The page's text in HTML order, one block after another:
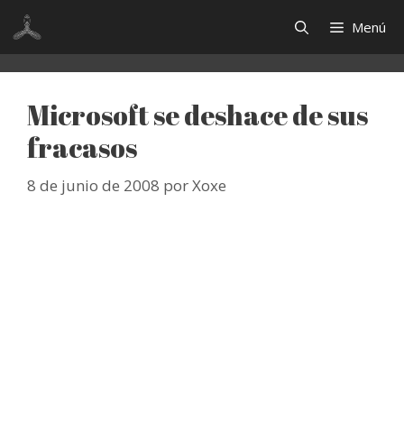
Saltar
contenido
Menú
Microsoft se deshace de sus
fracasos
8 de junio de 2008 porXoxe